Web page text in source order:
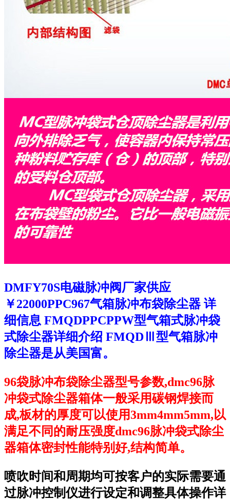
DMFY70S电磁脉冲阀厂家供应
￥22000PPC967气箱脉冲布袋除尘器 详
细信息 FMQDPPCPPW型气箱式脉冲袋
式除尘器详细介绍 FMQDⅢ型气箱脉冲
除尘器是从美国富。
96袋脉冲布袋除尘器型号参数,dmc96脉
冲袋式除尘器箱体一般采用碳钢焊接而
成,板材的厚度可以使用3mm4mm5mm,以
满足不同的耐压强度dmc96脉冲袋式除尘
器箱体密封性能特别好,结构简单。
喷吹时间和周期均可按客户的实际需要通
过脉冲控制仪进行设定和调整具体操作详